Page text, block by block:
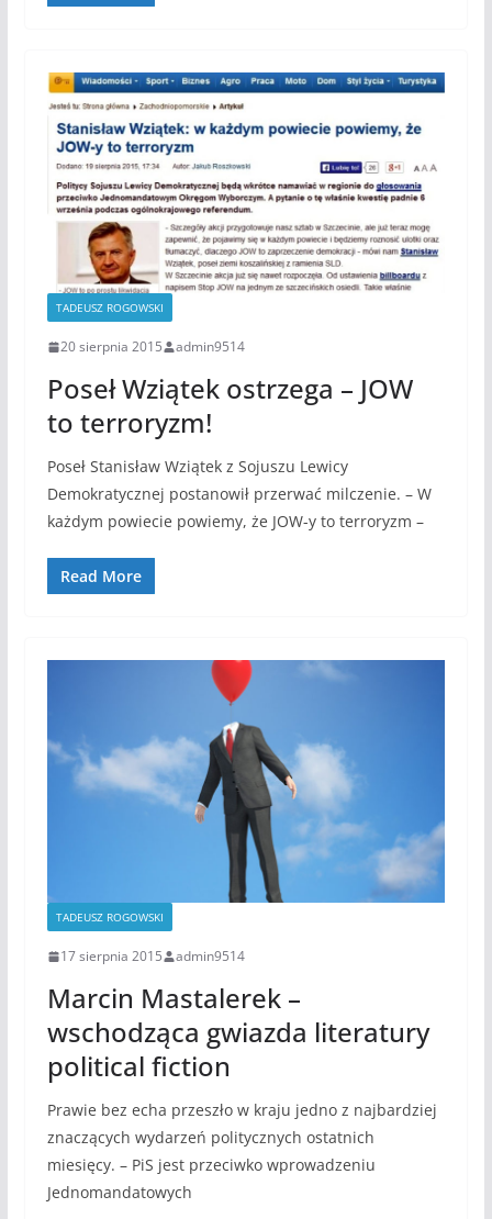
TADEUSZ ROGOWSKI
20 sierpnia 2015 admin9514
Poseł Wziątek ostrzega – JOW
to terroryzm!
Poseł Stanisław Wziątek z Sojuszu Lewicy
Demokratycznej postanowił przerwać milczenie. – W
każdym powiecie powiemy, że JOW-y to terroryzm –
Read More
TADEUSZ ROGOWSKI
17 sierpnia 2015 admin9514
Marcin Mastalerek –
wschodząca gwiazda literatury
political fiction
Prawie bez echa przeszło w kraju jedno z najbardziej
znaczących wydarzeń politycznych ostatnich
miesięcy. – PiS jest przeciwko wprowadzeniu
Jednomandatowych